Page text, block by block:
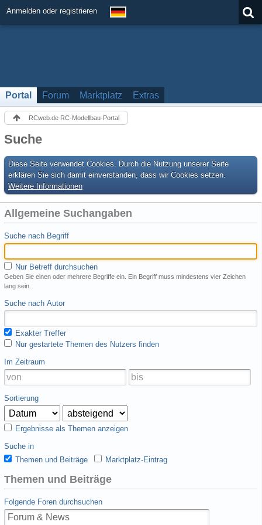
Anmelden oder registrieren
Portal Forum Marktplatz Extras
RCweb.de RC-Modellbau-Portal
Suche
Diese Seite verwendet Cookies. Durch die Nutzung unserer Seite
erklären Sie sich damit einverstanden, dass wir Cookies setzen.
Weitere Informationen
Allgemeine Suchangaben
Suche nach Begriff
Nur Betreff durchsuchen
Geben Sie einen oder mehrere Begriffe ein. Ein Begriff muss mindestens vier Zeichen
lang sein.
Suche nach Autor
Exakter Treffer
Nur gestartete Themen des Nutzers finden
Im Zeitraum
Sortierung
Ergebnisse als Themen anzeigen
Suche in
Themen und Beiträge
Marktplatz-Eintrag
Themen und Beiträge
Folgende Foren durchsuchen